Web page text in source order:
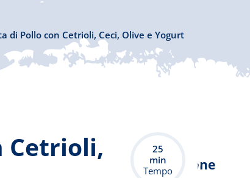
di Pollo con Cetrioli, Ceci, Olive e Yogurt
Cetrioli,
25
min
Tempo
Preparazione